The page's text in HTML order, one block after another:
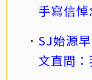
手寫信
SJ始源
文直問